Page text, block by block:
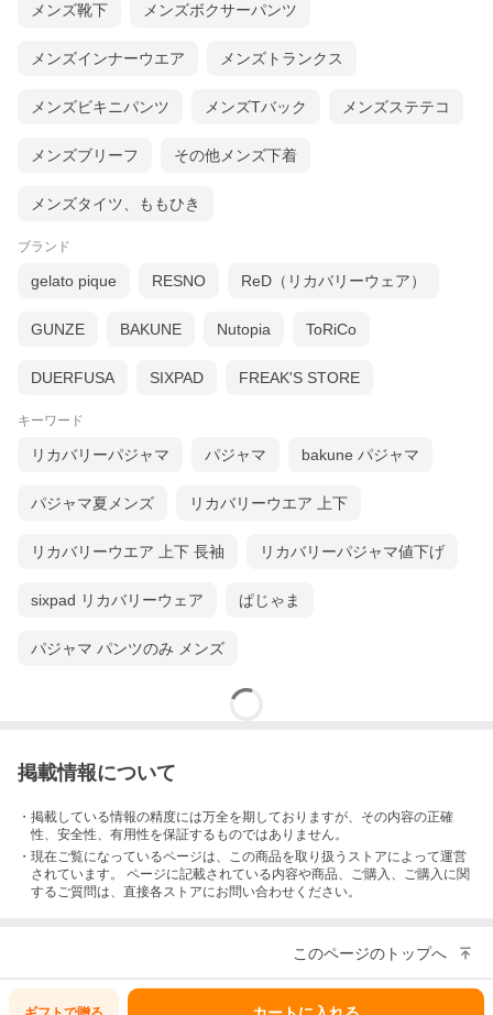
メンズ靴下 メンズボクサーパンツ
メンズインナーウエア メンズトランクス
メンズビキニパンツ メンズTバック メンズステテコ
メンズブリーフ その他メンズ下着
メンズタイツ、ももひき
ブランド
gelato pique RESNO ReD（リカバリーウェア）
GUNZE BAKUNE Nutopia ToRiCo
DUERFUSA SIXPAD FREAK'S STORE
キーワード
リカバリーパジャマ パジャマ bakune パジャマ
パジャマ夏メンズ リカバリーウエア 上下
リカバリーウエア 上下 長袖 リカバリーパジャマ値下げ
sixpad リカバリーウェア ぱじゃま
パジャマ パンツのみ メンズ
掲載情報について
・掲載している情報の精度には万全を期しておりますが、その内容の正確
性、安全性、有用性を保証するものではありません。
・現在ご覧になっているページは、この商品を取り扱うストアによって運営
されています。 ページに記載されている内容や商品、ご購入 、ご購入に関
するご質問は、直接各ストアにお問い合わせください。
このページのトップへ